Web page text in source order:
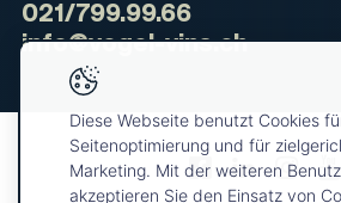
021/799.99.66
info@vogel-vins.ch
Diese Webseite benutzt Cookies
Seitenoptimierung und für
Marketing. Mit der weiteren
akzeptieren Sie den Einsatz von